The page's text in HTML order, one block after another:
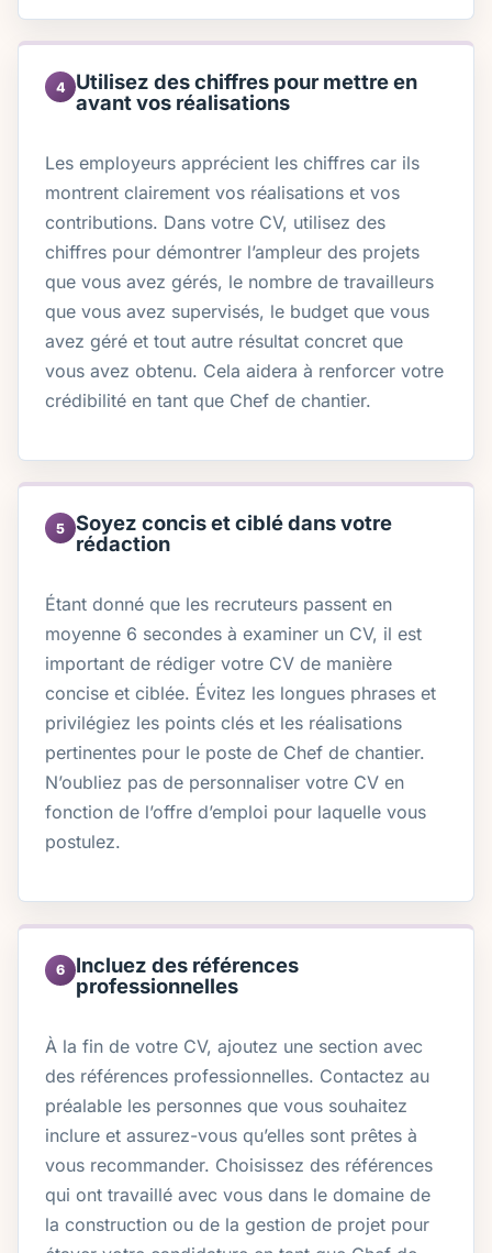
4
Utilisez des chiffres pour mettre en
avant vos réalisations
Les employeurs apprécient les chiffres car ils
montrent clairement vos réalisations et vos
contributions. Dans votre CV, utilisez des
chiffres pour démontrer l’ampleur des projets
que vous avez gérés, le nombre de travailleurs
que vous avez supervisés, le budget que vous
avez géré et tout autre résultat concret que
vous avez obtenu. Cela aidera à renforcer votre
crédibilité en tant que Chef de chantier.
5
Soyez concis et ciblé dans votre
rédaction
Étant donné que les recruteurs passent en
moyenne 6 secondes à examiner un CV, il est
important de rédiger votre CV de manière
concise et ciblée. Évitez les longues phrases et
privilégiez les points clés et les réalisations
pertinentes pour le poste de Chef de chantier.
N’oubliez pas de personnaliser votre CV en
fonction de l’offre d’emploi pour laquelle vous
postulez.
6
Incluez des références
professionnelles
À la fin de votre CV, ajoutez une section avec
des références professionnelles. Contactez au
préalable les personnes que vous souhaitez
inclure et assurez-vous qu’elles sont prêtes à
vous recommander. Choisissez des références
qui ont travaillé avec vous dans le domaine de
la construction ou de la gestion de projet pour